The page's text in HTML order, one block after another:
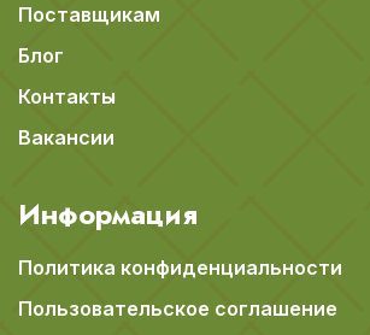
Поставщикам
Блог
Контакты
Вакансии
Информация
Политика конфиденциальности
Пользовательское соглашение